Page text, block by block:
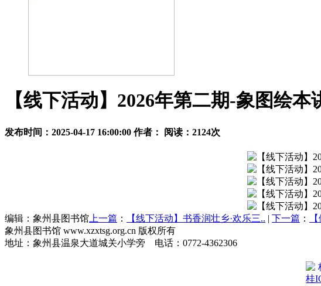
【线下活动】2026年第二期-象图绘
发布时间：2025-04-17 16:00:00 作者： 阅读： 2124次
编辑：象州县图书馆 上一篇 ： 【线下活动】书香润壮乡·欢乐三.. | 下一篇 ：
象州县图书馆 www.xzxtsg.org.cn 版权所有
地址：象州县温泉大道城关小学旁 电话：0772-4362306
桂